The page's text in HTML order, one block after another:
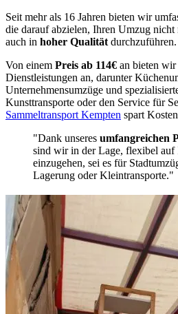
Seit mehr als 16 Jahren bieten wir
die darauf abzielen, Ihren Umzug nicht
auch in hoher Qualität durchzuführen.
Von einem Preis ab 114€ an bieten
Dienstleistungen an, darunter
Unternehmensumzüge und
Kunsttransporte oder den Service für
Sammeltransport Kempten spart
"Dank unseres umfangreichen
sind wir in der Lage, flexibel auf
einzugehen, sei es für
Lagerung oder Kleintransporte."